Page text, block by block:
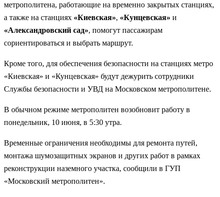
метрополитена, работающие на временно закрытых станциях,
а также на станциях «Киевская», «Кунцевская» и
«Александровский сад», помогут пассажирам
сориентироваться и выбрать маршрут.
Кроме того, для обеспечения безопасности на станциях метро
«Киевская» и «Кунцевская» будут дежурить сотрудники
Службы безопасности и УВД на Московском метрополитене.
В обычном режиме метрополитен возобновит работу в
понедельник, 10 июня, в 5:30 утра.
Временные ограничения необходимы для ремонта путей,
монтажа шумозащитных экранов и других работ в рамках
реконструкции наземного участка, сообщили в ГУП
«Московский метрополитен».